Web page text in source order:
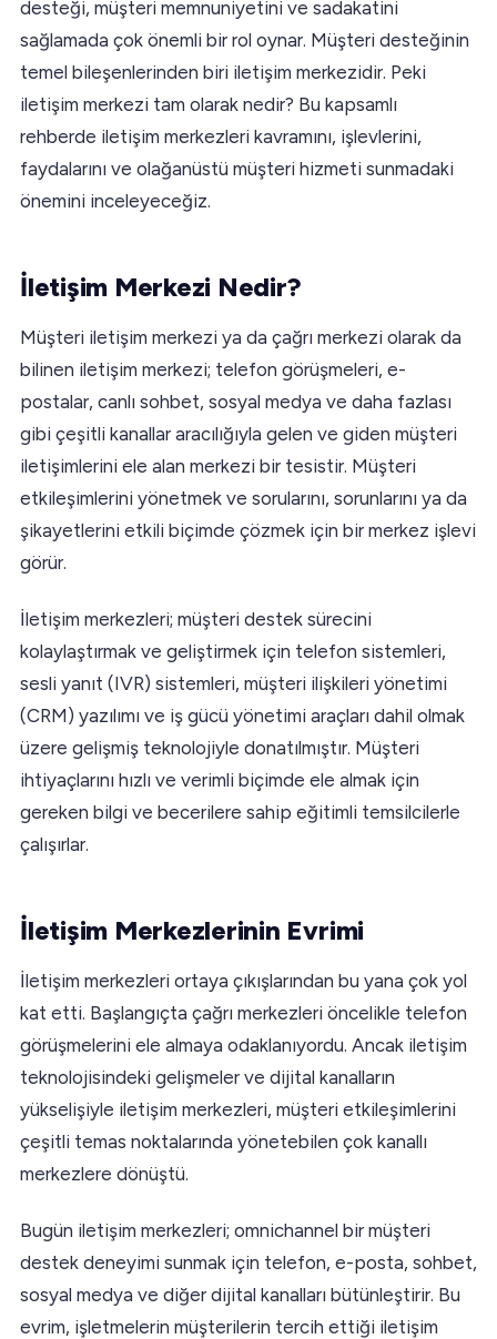
desteği, müşteri memnuniyetini ve sadakatini
sağlamada çok önemli bir rol oynar. Müşteri desteğinin
temel bileşenlerinden biri iletişim merkezidir. Peki
iletişim merkezi tam olarak nedir? Bu kapsamlı
rehberde iletişim merkezleri kavramını, işlevlerini,
faydalarını ve olağanüstü müşteri hizmeti sunmadaki
önemini inceleyeceğiz.
İletişim Merkezi Nedir?
Müşteri iletişim merkezi ya da çağrı merkezi olarak da
bilinen iletişim merkezi; telefon görüşmeleri, e-
postalar, canlı sohbet, sosyal medya ve daha fazlası
gibi çeşitli kanallar aracılığıyla gelen ve giden müşteri
iletişimlerini ele alan merkezi bir tesistir. Müşteri
etkileşimlerini yönetmek ve sorularını, sorunlarını ya da
şikayetlerini etkili biçimde çözmek için bir merkez işlevi
görür.
İletişim merkezleri; müşteri destek sürecini
kolaylaştırmak ve geliştirmek için telefon sistemleri,
sesli yanıt (IVR) sistemleri, müşteri ilişkileri yönetimi
(CRM) yazılımı ve iş gücü yönetimi araçları dahil olmak
üzere gelişmiş teknolojiyle donatılmıştır. Müşteri
ihtiyaçlarını hızlı ve verimli biçimde ele almak için
gereken bilgi ve becerilere sahip eğitimli temsilcilerle
çalışırlar.
İletişim Merkezlerinin Evrimi
İletişim merkezleri ortaya çıkışlarından bu yana çok yol
kat etti. Başlangıçta çağrı merkezleri öncelikle telefon
görüşmelerini ele almaya odaklanıyordu. Ancak iletişim
teknolojisindeki gelişmeler ve dijital kanalların
yükselişiyle iletişim merkezleri, müşteri etkileşimlerini
çeşitli temas noktalarında yönetebilen çok kanallı
merkezlere dönüştü.
Bugün iletişim merkezleri; omnichannel bir müşteri
destek deneyimi sunmak için telefon, e-posta, sohbet,
sosyal medya ve diğer dijital kanalları bütünleştirir. Bu
evrim, işletmelerin müşterilerin tercih ettiği iletişim